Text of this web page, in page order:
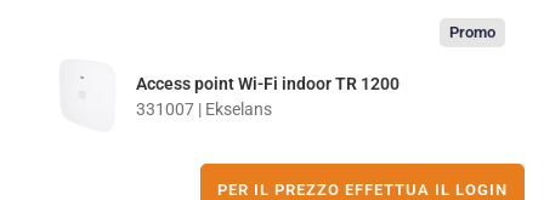
Promo
Access point Wi-Fi indoor TR 1200
331007 | Ekselans
PER IL PREZZO EFFETTUA IL LOGIN